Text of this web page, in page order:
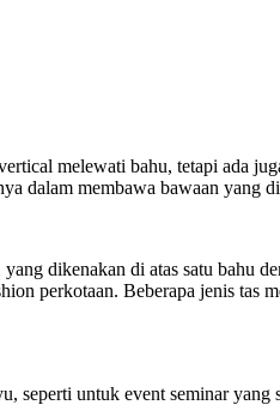
melewati bahu, tetapi ada
dalam membawa bawaan yang
dikenakan di atas satu bahu
perkotaan. Beberapa jenis tas
seperti untuk event seminar